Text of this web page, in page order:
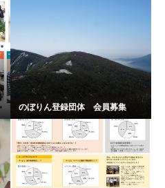
のぼりん登録団体 会員募集